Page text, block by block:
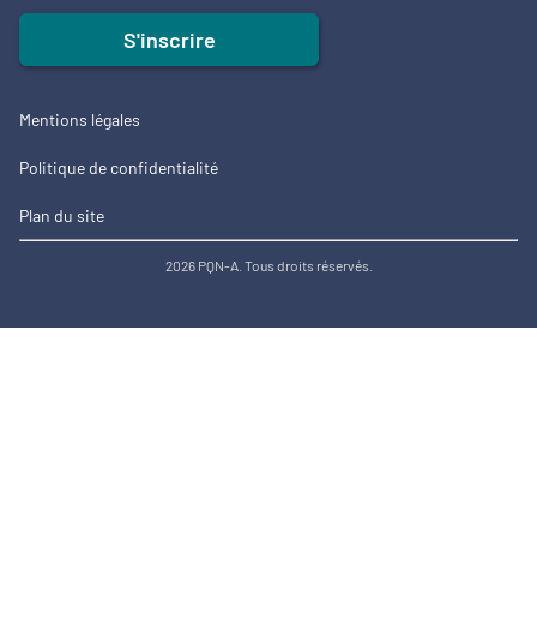
S'inscrire
Mentions légales
Politique de confidentialité
Plan du site
2026 PQN-A. Tous droits réservés.